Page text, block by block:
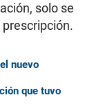
solo se
nuevo
que tuvo